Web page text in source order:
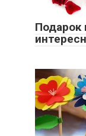
Подарок